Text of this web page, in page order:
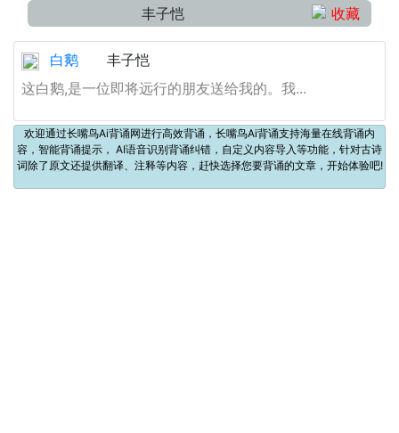
丰子恺 收藏
白鹅
丰子恺
这白鹅,是一位即将远行的朋友送给我的。我...
欢迎通过长嘴鸟Ai背诵网进行高效背诵，长嘴鸟Ai背诵支持海量在线背诵内
容，智能背诵提示， AI语音识别背诵纠错，自定义内容导入等功能，针对古诗
词除了原文还提供翻译、注释等内容，赶快选择您要背诵的文章，开始体验吧!